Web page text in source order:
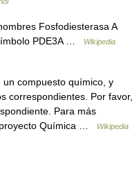
Fosfodiesterasa A
PDE3A …
Wikipedia
compuesto químico, y
correspondientes. Por favor,
Para más
Química …
Wikipedia